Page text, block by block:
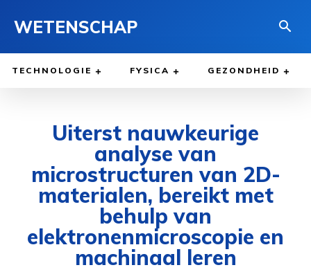
WETENSCHAP
TECHNOLOGIE FYSICA GEZONDHEID
Uiterst nauwkeurige
analyse van
microstructuren van 2D-
materialen, bereikt met
behulp van
elektronenmicroscopie en
machinaal leren